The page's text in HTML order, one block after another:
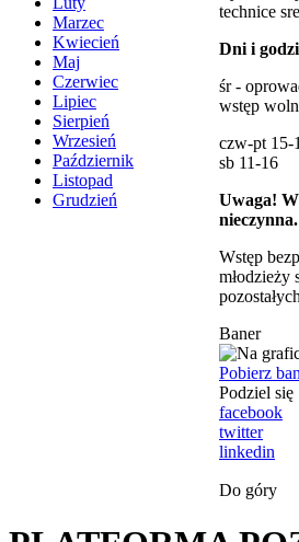
Marzec
Kwiecień
Maj
Czerwiec
Lipiec
Sierpień
Wrzesień
Październik
Listopad
Grudzień
technice
Dni i
śr -
wstęp
czw-pt 15-
sb 11-16
Uwaga!
nieczynna.
Wstęp
młodzieży
Baner
Pobierz
Podziel się
facebook
twitter
linkedin
Do góry